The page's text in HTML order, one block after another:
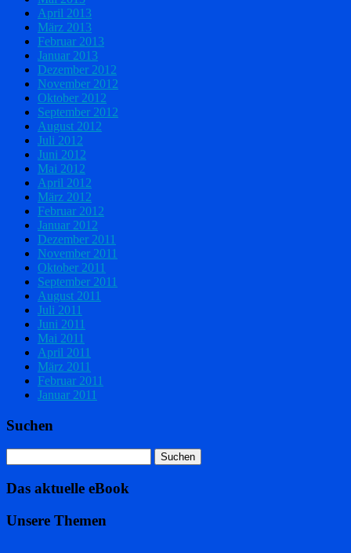
April 2013
März 2013
Februar 2013
Januar 2013
Dezember 2012
November 2012
Oktober 2012
September 2012
August 2012
Juli 2012
Juni 2012
Mai 2012
April 2012
März 2012
Februar 2012
Januar 2012
Dezember 2011
November 2011
Oktober 2011
September 2011
August 2011
Juli 2011
Juni 2011
Mai 2011
April 2011
März 2011
Februar 2011
Januar 2011
Suchen
Das aktuelle eBook
Unsere Themen